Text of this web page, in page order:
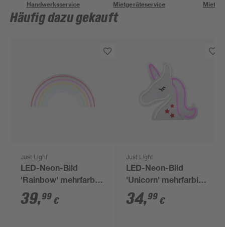
Handwerksservice Mietgeräteservice
Häufig dazu gekauft
Just Light
LED-Neon-Bild
'Rainbow' mehrfarbig
63 x 32 x 1,5 cm
39,99 €
Just Light
LED-Neon-Bild
'Unicorn' mehrfarbig
33 x 33 x 1,8 cm
34,99 €